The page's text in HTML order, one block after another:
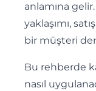
anlamına
yaklaşımı,
bir müşteri
Bu rehberde
nasıl